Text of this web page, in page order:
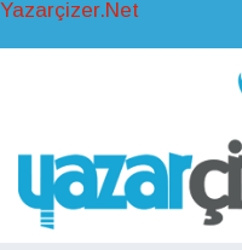
Yazarçizer.Net